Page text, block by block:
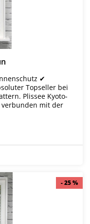
✔
Topseller bei
Plissee Kyoto-
mit der
- 25 %
- 25 %